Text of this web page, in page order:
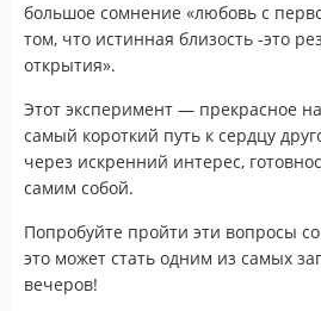
большое сомнение «любовь с
том, что истинная близость -это
открытия».
Этот эксперимент — прекрасное
самый короткий путь к сердцу
через искренний интерес,
самим собой.
Попробуйте пройти эти вопросы
это может стать одним из самых
вечеров!